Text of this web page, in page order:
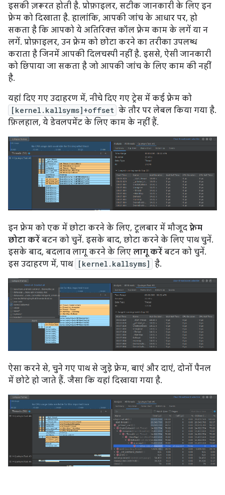
इसकी ज़रूरत होती है. प्रोफ़ाइलर, सटीक जानकारी के लिए इन
फ़्रेम को दिखाता है. हालांकि, आपकी जांच के आधार पर, हो
सकता है कि आपको ये अतिरिक्त कॉल फ़्रेम काम के लगें या न
लगें. प्रोफ़ाइलर, उन फ़्रेम को छोटा करने का तरीका उपलब्ध
कराता है जिनमें आपकी दिलचस्पी नहीं है. इससे, ऐसी जानकारी
को छिपाया जा सकता है जो आपकी जांच के लिए काम की नहीं
है.
यहां दिए गए उदाहरण में, नीचे दिए गए ट्रेस में कई फ़्रेम को
[kernel.kallsyms]+offset के तौर पर लेबल किया गया है.
फ़िलहाल, ये डेवलपमेंट के लिए काम के नहीं हैं.
इन फ़्रेम को एक में छोटा करने के लिए, टूलबार में मौजूद फ़्रेम
छोटा करें बटन को चुनें. इसके बाद, छोटा करने के लिए पाथ चुनें.
इसके बाद, बदलाव लागू करने के लिए लागू करें बटन को चुनें.
इस उदाहरण में, पाथ [kernel.kallsyms] है.
ऐसा करने से, चुने गए पाथ से जुड़े फ़्रेम, बाएं और दाएं, दोनों पैनल
में छोटे हो जाते हैं. जैसा कि यहां दिखाया गया है.